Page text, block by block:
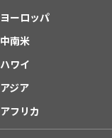
ヨーロッパ
中南米
ハワイ
アジア
アフリカ